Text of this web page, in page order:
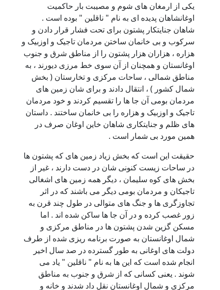
یکی از ارمغان های شوم و مصیبت بار حاکمیت
اوغانشاهان پدیده ای به نام " ناقلین " بوده است .
شاهان جنایتکار پشتون برای تحت فشار قرار دادن و
سرکوب و بی خانمان ساختن مردمان تاجیک و اوزبیک و
هزاره ، هزاران هزار پشتون را از مناطق شرق و جنوب
اوغانستان و همچنان از آن سوی خط مرزی دیورند ، به
مناطق شمالی ، ساحات مرکزی و تخارستان ( بخش
شمال کشور ) ، انتقال دادند و برای شان زمین های
مردمان بومی آن جا ها را تقسیم کردند و خود مردمان
تاجیک و اوزبیک و هزاره را بی خانمان ساختند . داستان
های ظلم و جنایتکاری شاهان خاین اوغان صرف در
همین مورد بی شمار است .
حقیقت این است که بخش زیاد زمین های که پشتون ها
در ساحات زیست کنونی شان در دست دارند ، غیر از
بخش های کوه سلیمان ، دیگر همه زمین های اشغالی
تاجیکان و مردمان بومی دیگر می باشند که در اثر
تجاوزگری ها و جنگ های متوالی در طول چند قرن به
زور غصب کرده و در آن جا ها ساکن شده اند . اما
مسکن گزین شدن پشتون ها در مناطق مرکزی و
شمال اوغانستان به صورت برنامه ریزی شده از طرف
دولت های اوغانی به طور گسترده در صد سال اخیر
انجام شده است که این ها به نام " ناقلین " یاد می
شوند . یعنی کسانی که از شرق و جنوب به مناطق
مرکزی و شمال اوغانستان نقل داد شدند و خانه و